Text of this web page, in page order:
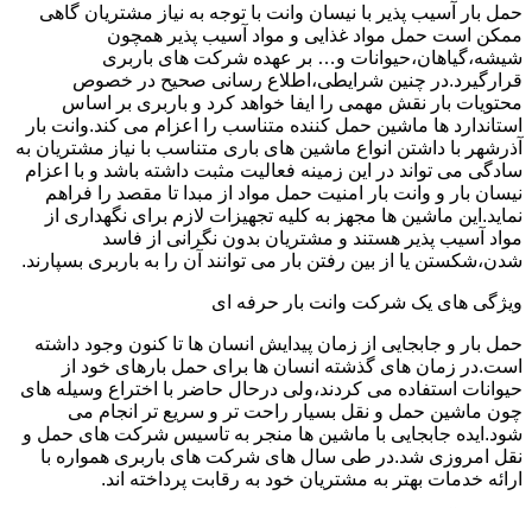
حمل بار آسیب پذیر با نیسان وانت با توجه به نیاز مشتریان گاهی
ممکن است حمل مواد غذایی و مواد آسیب پذیر همچون
شیشه،گیاهان،حیوانات و… بر عهده شرکت های باربری
قرارگیرد.در چنین شرایطی،اطلاع رسانی صحیح در خصوص
محتویات بار نقش مهمی را ایفا خواهد کرد و باربری بر اساس
استاندارد ها ماشین حمل کننده متناسب را اعزام می کند.وانت بار
آذرشهر با داشتن انواع ماشین های باری متناسب با نیاز مشتریان به
سادگی می تواند در این زمینه فعالیت مثبت داشته باشد و با اعزام
نیسان بار و وانت بار امنیت حمل مواد از مبدا تا مقصد را فراهم
نماید.این ماشین ها مجهز به کلیه تجهیزات لازم برای نگهداری از
مواد آسیب پذیر هستند و مشتریان بدون نگرانی از فاسد
شدن،شکستن یا از بین رفتن بار می توانند آن را به باربری بسپارند.
ویژگی های یک شرکت وانت بار حرفه ای
حمل بار و جابجایی از زمان پیدایش انسان ها تا کنون وجود داشته
است.در زمان های گذشته انسان ها برای حمل بارهای خود از
حیوانات استفاده می کردند،ولی درحال حاضر با اختراع وسیله های
چون ماشین حمل و نقل بسیار راحت تر و سریع تر انجام می
شود.ایده جابجایی با ماشین ها منجر به تاسیس شرکت های حمل و
نقل امروزی شد.در طی سال های شرکت های باربری همواره با
ارائه خدمات بهتر به مشتریان خود به رقابت پرداخته اند.